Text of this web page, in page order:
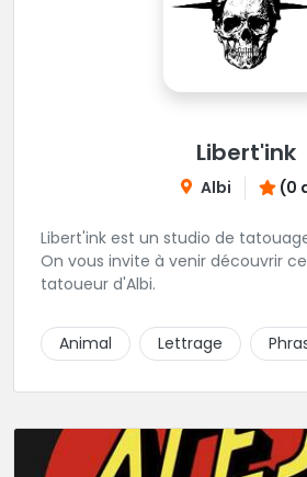
Libert'ink
Albi (0
Libert'ink est un studio de
On vous invite à venir découvrir
tatoueur d'Albi.
Animal Lettrage